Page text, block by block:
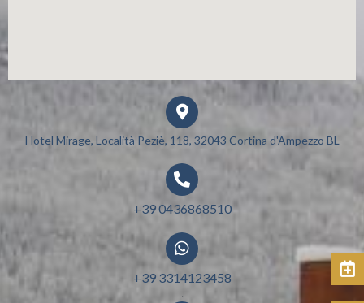
Hotel Mirage, Località Peziè, 118, 32043 Cortina d'Ampezzo BL​
.
+39 0436868510
.
+39 3314123458
.